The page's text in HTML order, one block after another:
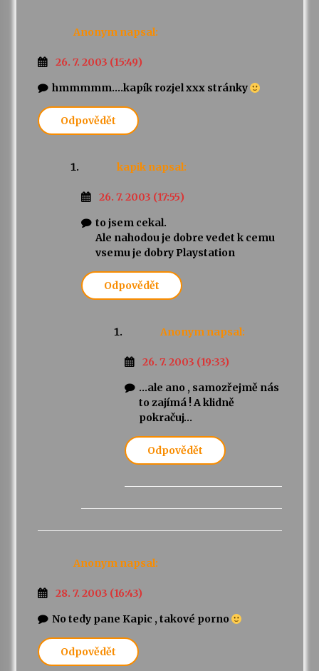
Anonym napsal:
26. 7. 2003 (15:49)
hmmmmm….kapík rozjel xxx stránky
Odpovědět
kapik napsal:
26. 7. 2003 (17:55)
to jsem cekal.
Ale nahodou je dobre vedet k cemu
vsemu je dobry Playstation
Odpovědět
Anonym napsal:
26. 7. 2003 (19:33)
…ale ano , samozřejmě nás
to zajímá ! A klidně
pokračuj…
Odpovědět
Anonym napsal:
28. 7. 2003 (16:43)
No tedy pane Kapic , takové porno
Odpovědět